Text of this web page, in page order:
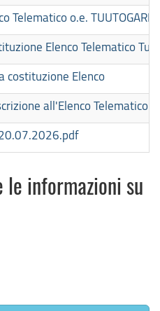
Telematico o.e. TUUTOGARE
Elenco Telematico
costituzione Elenco
all'Elenco Telematico
le informazioni su